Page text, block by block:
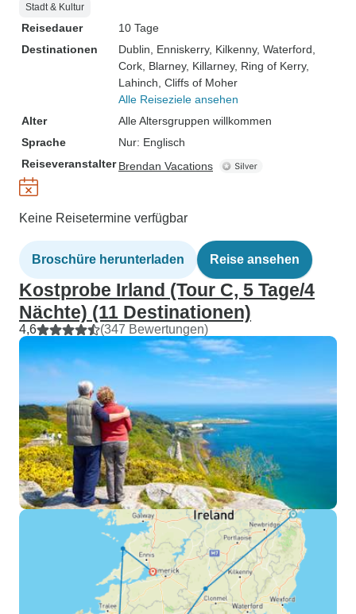
Stadt & Kultur
Reisedauer
10 Tage
Destinationen
Dublin , Enniskerry, Kilkenny, Waterford
Cork , Blarney, Killarney, Ring of Kerry,
Lahinch , Cliffs of Moher
Alle Reiseziele ansehen
Alter
Alle Altersgruppen willkommen
Sprache
Nur: Englisch
Reiseveranstalter Brendan Vacations
Keine Reisetermine verfügbar
Broschüre herunterladen Reise ansehen
Kostprobe Irland (Tour C, 5 Tage/4
Nächte) (11 Destinationen)
4,6 (347 Bewertungen)